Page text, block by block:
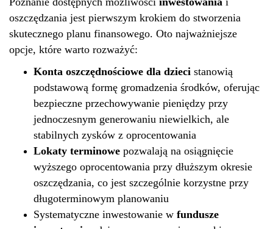
oszczędzania jest pierwszym krokiem do stworzenia
skutecznego planu finansowego. Oto najważniejsze
opcje, które warto rozważyć:
Konta oszczędnościowe dla dzieci stanowią
podstawową formę gromadzenia środków, oferując
bezpieczne przechowywanie pieniędzy przy
jednoczesnym generowaniu niewielkich, ale
stabilnych zysków z oprocentowania
Lokaty terminowe pozwalają na osiągnięcie
wyższego oprocentowania przy dłuższym okresie
oszczędzania, co jest szczególnie korzystne przy
długoterminowym planowaniu
Systematyczne inwestowanie w fundusze